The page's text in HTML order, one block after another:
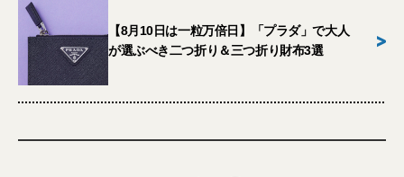
【8月10日は一粒万倍日】「プラダ」で大人
が選ぶべき二つ折り＆三つ折り財布3選
>